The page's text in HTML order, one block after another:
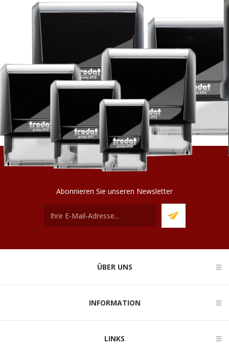
Abonnieren Sie unseren Newsletter
ÜBER UNS
INFORMATION
LINKS